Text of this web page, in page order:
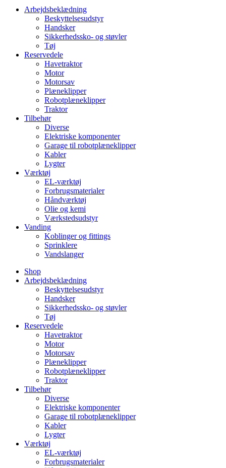
Arbejdsbeklædning
Beskyttelsesudstyr
Handsker
Sikkerhedssko- og støvler
Tøj
Reservedele
Havetraktor
Motor
Motorsav
Plæneklipper
Robotplæneklipper
Traktor
Tilbehør
Diverse
Elektriske komponenter
Garage til robotplæneklipper
Kabler
Lygter
Værktøj
EL-værktøj
Forbrugsmaterialer
Håndværktøj
Olie og kemi
Værkstedsudstyr
Vanding
Koblinger og fittings
Sprinklere
Vandslanger
Shop
Arbejdsbeklædning
Beskyttelsesudstyr
Handsker
Sikkerhedssko- og støvler
Tøj
Reservedele
Havetraktor
Motor
Motorsav
Plæneklipper
Robotplæneklipper
Traktor
Tilbehør
Diverse
Elektriske komponenter
Garage til robotplæneklipper
Kabler
Lygter
Værktøj
EL-værktøj
Forbrugsmaterialer